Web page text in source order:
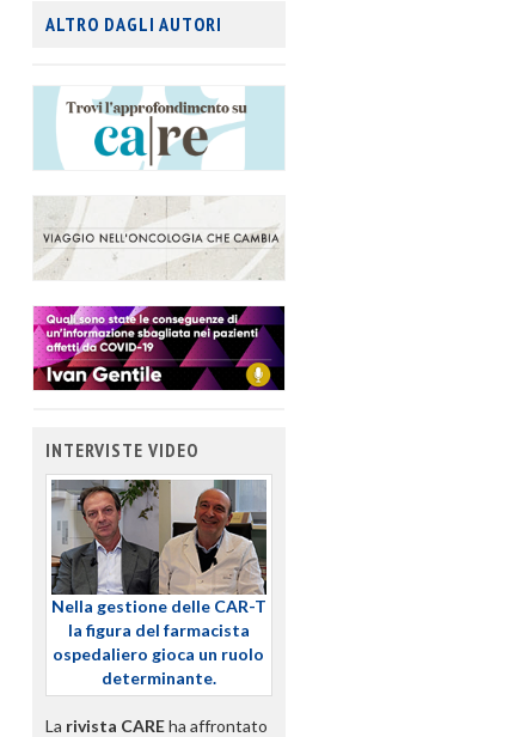
ALTRO DAGLI AUTORI
INTERVISTE VIDEO
Nella gestione delle CAR-T
la figura del farmacista
ospedaliero gioca un ruolo
determinante.
La rivista CAREha affrontato